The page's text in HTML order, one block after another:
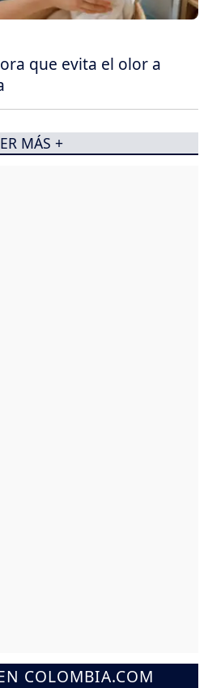
COLOMBIA.COM
que evita el olor a
MÁS +